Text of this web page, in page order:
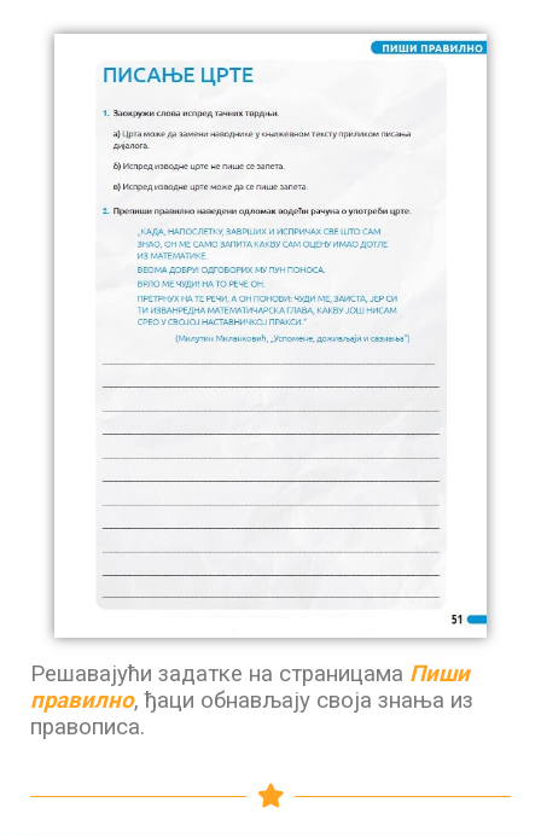
Решавајући задатке на страницама Пиши
правилно, ђаци обнављају своја знања из
правописа.